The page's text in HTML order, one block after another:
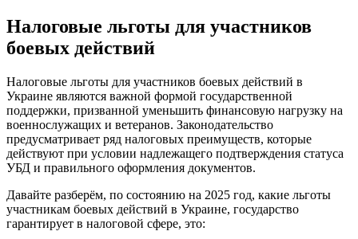
Налоговые льготы для участников
боевых действий
Налоговые льготы для участников боевых действий в
Украине являются важной формой государственной
поддержки, призванной уменьшить финансовую нагрузку на
военнослужащих и ветеранов. Законодательство
предусматривает ряд налоговых преимуществ, которые
действуют при условии надлежащего подтверждения статуса
УБД и правильного оформления документов.
Давайте разберём, по состоянию на 2025 год, какие льготы
участникам боевых действий в Украине, государство
гарантирует в налоговой сфере, это: